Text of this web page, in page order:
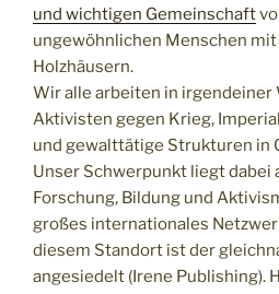
und wichtigen Gemeinschaft
ungewöhnlichen Menschen
Holzhäusern.
Wir alle arbeiten in irgendeiner
Aktivisten gegen Krieg,
und gewalttätige Strukturen in
Unser Schwerpunkt liegt dabei
Forschung, Bildung und
großes internationales
diesem Standort ist der
angesiedelt (Irene Publishing).